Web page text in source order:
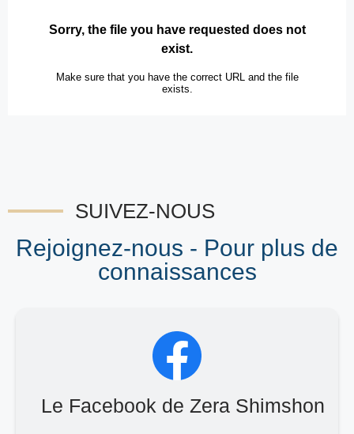
SUIVEZ-NOUS
Rejoignez-nous - Pour plus de
connaissances
Le Facebook de Zera Shimshon